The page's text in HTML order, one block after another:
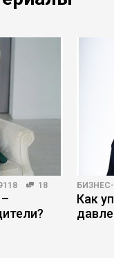
18
Как